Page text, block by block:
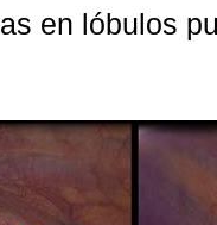
en lóbulos